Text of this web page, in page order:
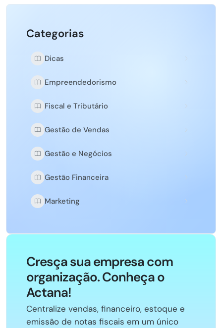
Categorias
Dicas
Empreendedorismo
Fiscal e Tributário
Gestão de Vendas
Gestão e Negócios
Gestão Financeira
Marketing
Cresça sua empresa com
organização. Conheça o
Actana!
Centralize vendas, financeiro, estoque e
emissão de notas fiscais em um único